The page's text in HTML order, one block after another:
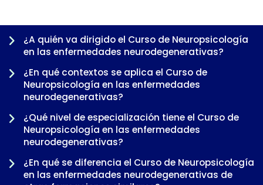
¿A quién va dirigido el Curso de Neuropsicología
en las enfermedades neurodegenerativas?
¿En qué contextos se aplica el Curso de
Neuropsicología en las enfermedades
neurodegenerativas?
¿Qué nivel de especialización tiene el Curso de
Neuropsicología en las enfermedades
neurodegenerativas?
¿En qué se diferencia el Curso de Neuropsicología
en las enfermedades neurodegenerativas de